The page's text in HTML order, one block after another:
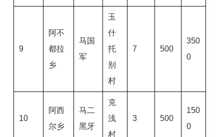
9
阿不
都拉
乡
马国
军
玉
什
托
别
村
7 500
350
0
10
阿西
尔乡
马二
黑牙
克
浅
村
3 500
150
0